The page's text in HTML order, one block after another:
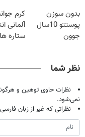
شدی🔥
بدون سوزن
پوستتو 10سال
جوون
کرم
آلمانی
ستاره
نظر شما
نظرات حاوی توهین و
نمی‌شود.
نظراتی که غیر از زبان